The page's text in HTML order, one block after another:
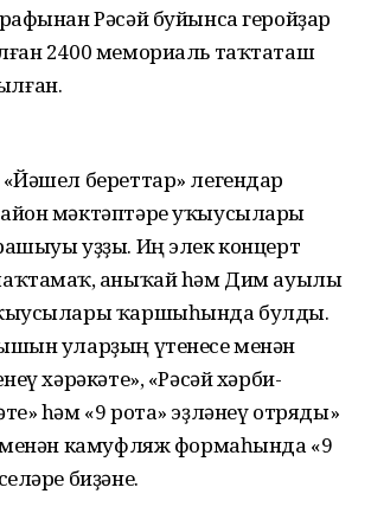
Рәсәй буйынса геройҙар
2400 мемориаль таҡтаташ
береттар» легендар
мәктәптәре уҡыусылары
уҙҙы. Иң элек концерт
Ҡаныҡай hәм Дим ауылы
ҡаршыһында булды.
уларҙың үтенесе менән
хәрәкәте», «Рәсәй хәрби-
hәм «9 рота» эҙләнеү отряды»
менән камуфляж формаһында «9
биҙәне.